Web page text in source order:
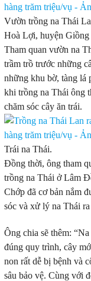
Vườn trồng na Thái
Hoà Lợi, huyện
Tham quan vườn na
trầm trồ trước những
những khu bờ, tàng lá
khi trồng na Thái ông
chăm sóc cây ăn trái.
Trái na Thái.
Đồng thời, ông tham
trồng na Thái ở Lâm
Chớp đã cơ bản nắm
sóc và xử lý na Thái
Ông chia sẽ thêm:
đúng quy trình, cây
non rất dễ bị bệnh và
sâu bảo vệ. Cùng với